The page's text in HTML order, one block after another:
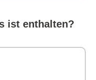
ist enthalten?